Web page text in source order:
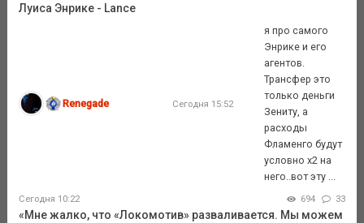
Луиса Энрике - Lance
Renegade Сегодня 15:52
я про самого
Энрике и его
агентов.
Трансфер это
только деньги
Зениту, а
расходы
Фламенго будут
условно х2 на
него..вот эту ...
Сегодня 10:22 694 33
«Мне жалко, что «Локомотив» разваливается. Мы можем